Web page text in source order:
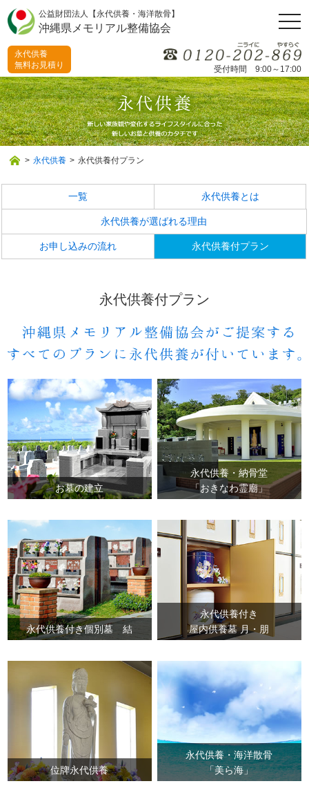
公益財団法人【永代供養・海洋散骨】
沖縄県メモリアル整備協会
受付時間 9:00～17:00
永代供養
無料お見積り
> 永代供養 > 永代供養付プラン
一覧 永代供養とは
永代供養が選ばれる理由
お申し込みの流れ 永代供養付プラン
永代供養付プラン
お墓の建立
永代供養・納骨堂
「おきなわ霊廟」
永代供養付き個別墓 結
永代供養付き
屋内供養墓 月・朋
位牌永代供養
永代供養・海洋散骨
「美ら海」